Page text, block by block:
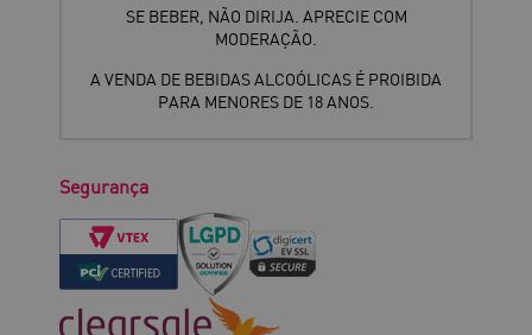
SE BEBER, NÃO DIRIJA. APRECIE COM
MODERAÇÃO.
A VENDA DE BEBIDAS ALCOÓLICAS É PROIBIDA
PARA MENORES DE 18 ANOS.
Segurança